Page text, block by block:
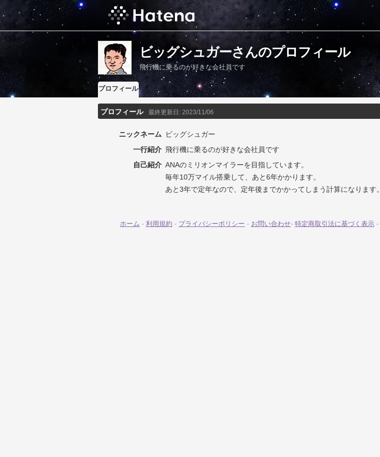
ビッグシュガーさんのプロフィール
飛行機に乗るのが好きな会社員です
プロフィール
プロフィール 最終更新日: 2023/11/06
ニックネーム ビッグシュガー
一行紹介 飛行機に乗るのが好きな会社員です
自己紹介 ANAのミリオンマイラーを目指しています。
毎年10万マイル搭乗して、あと6年かかります。
あと3年で定年なので、定年後までかかってしまう計算になります。
ホーム - 利用規約 - プライバシーポリシー - お問い合わせ- 特定商取引法に基づく表示 -